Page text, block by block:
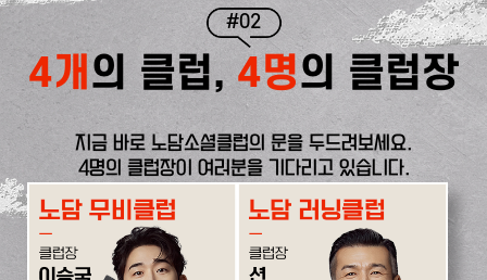
#02
4개 의 클럽, 4명의 클럽장
지금 바로 노담소셜클럽의 문을 두드려보세요.
4명의 클럽장이 여러분을 기다리고 있습니다.